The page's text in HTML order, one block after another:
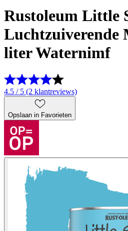
Rustoleum Little
Luchtzuiverende
liter Waternimf
4.5 / 5 (2 klantreviews)
Opslaan in Favorieten